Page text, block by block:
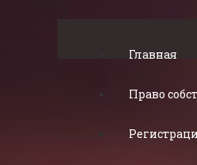
Главная
Право